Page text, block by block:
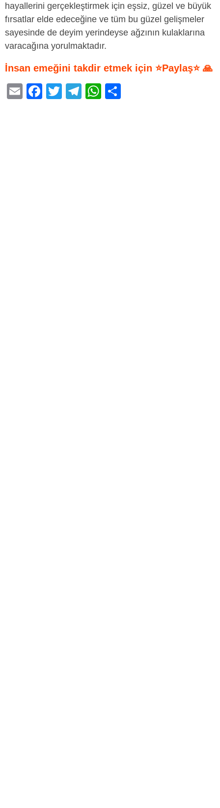
hayallerini gerçekleştirmek için eşsiz, güzel ve büyük
fırsatlar elde edeceğine ve tüm bu güzel gelişmeler
sayesinde de deyim yerindeyse ağzının kulaklarına
varacağına yorulmaktadır.
İnsan emeğini takdir etmek için ⭐Paylaş⭐ 🙏
E
F
T
T
W